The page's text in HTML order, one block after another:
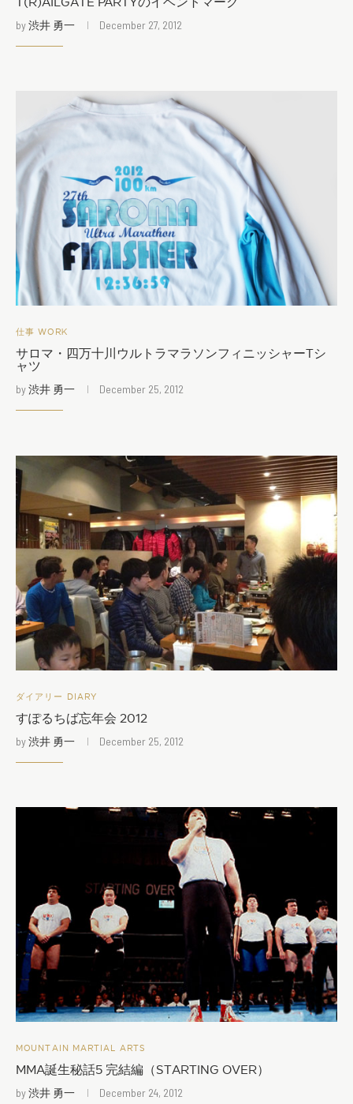
by渋井 勇一 December 27, 2012
仕事 WORK
サロマ・四万十川ウルトラマラソンフィニッシャーTシ
ャツ
by渋井 勇一 December 25, 2012
ダイアリー DIARY
すぽるちば忘年会 2012
by渋井 勇一 December 25, 2012
MOUNTAIN MARTIAL ARTS
MMA誕生秘話5 完結編（STARTING OVER）
by渋井 勇一 December 24, 2012